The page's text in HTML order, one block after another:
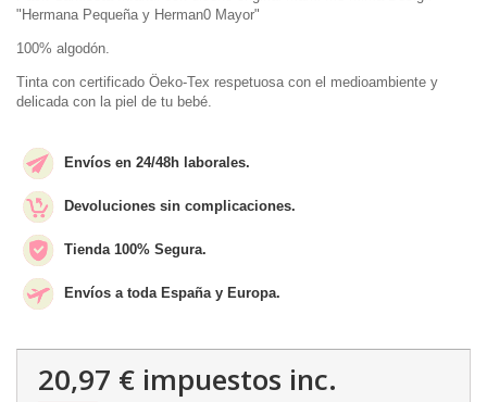
"Hermana Pequeña y Herman0 Mayor"
100% algodón.
Tinta con certificado Öeko-Tex respetuosa con el medioambiente y
delicada con la piel de tu bebé.
Envíos en 24/48h laborales.
Devoluciones sin complicaciones.
Tienda 100% Segura.
Envíos a toda España y Europa.
20,97 € impuestos inc.